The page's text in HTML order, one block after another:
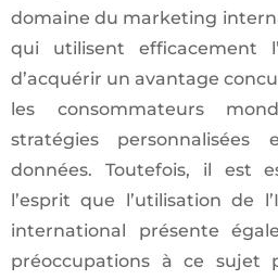
domaine du marketing
qui utilisent efficacement
d’acquérir un avantage
les consommateurs
stratégies
données. Toutefois, il est
l’esprit que l’utilisation de
international présente
préoccupations à ce sujet